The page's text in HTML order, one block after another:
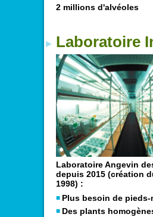
2 millions d'alvéoles
Laboratoire
Laboratoire Angevin
depuis 2015 (création
1998) :
Plus besoin de pieds-
Des plants